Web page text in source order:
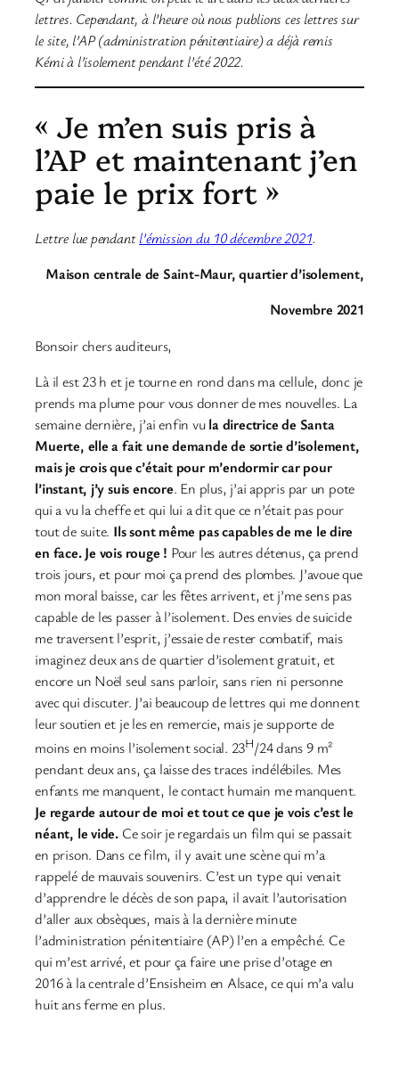
lettres. Cependant, à l’heure où nous publions ces lettres sur
le site, l’AP (administration pénitentiaire) a déjà remis
Kémi à l’isolement pendant l’été 2022.
« Je m’en suis pris à
l’AP et maintenant j’en
paie le prix fort »
Lettre lue pendantl’émission du 10 décembre 2021.
Maison centrale de Saint-Maur, quartier d’isolement,
Novembre 2021
Bonsoir chers auditeurs,
Là il est 23 h et je tourne en rond dans ma cellule, donc je
prends ma plume pour vous donner de mes nouvelles. La
semaine dernière, j’ai enfin vula directrice de Santa
Muerte, elle a fait une demande de sortie d’isolement,
mais je crois que c’était pour m’endormir car pour
l’instant, j’y suis encore. En plus, j’ai appris par un pote
qui a vu la cheffe et qui lui a dit que ce n’était pas pour
tout de suite. Ils sont même pas capables de me le dire
en face. Je vois rouge ! Pour les autres détenus, ça prend
trois jours, et pour moi ça prend des plombes. J’avoue que
mon moral baisse, car les fêtes arrivent, et j’me sens pas
capable de les passer à l’isolement. Des envies de suicide
me traversent l’esprit, j’essaie de rester combatif, mais
imaginez deux ans de quartier d’isolement gratuit, et
encore un Noël seul sans parloir, sans rien ni personne
avec qui discuter. J’ai beaucoup de lettres qui me donnent
leur soutien et je les en remercie, mais je supporte de
moins en moins l’isolement social. 23H/24 dans 9 m²
pendant deux ans, ça laisse des traces indélébiles. Mes
enfants me manquent, le contact humain me manquent.
Je regarde autour de moi et tout ce que je vois c’est le
néant, le vide. Ce soir je regardais un film qui se passait
en prison. Dans ce film, il y avait une scène qui m’a
rappelé de mauvais souvenirs. C’est un type qui venait
d’apprendre le décès de son papa, il avait l’autorisation
d’aller aux obsèques, mais à la dernière minute
l’administration pénitentiaire (AP) l’en a empêché. Ce
qui m’est arrivé, et pour ça faire une prise d’otage en
2016 à la centrale d’Ensisheim en Alsace, ce qui m’a valu
huit ans ferme en plus.